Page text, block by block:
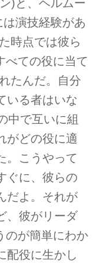
)と、ヘルムー
は演技経験があ
時点では彼ら
べての役に当て
たんだ。自分
いる者はいな
中で互いに組
がどの役に適
。こうやって
ぐに、彼らの
だよ。それが
、彼がリーダ
のが簡単にわか
配役に生かし